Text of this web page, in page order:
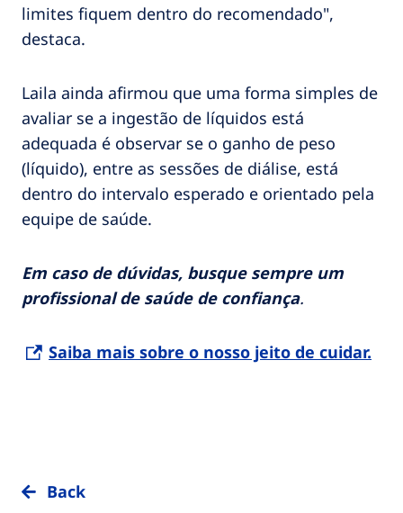
limites fiquem dentro do recomendado",
destaca.
Laila ainda afirmou que uma forma simples de
avaliar se a ingestão de líquidos está
adequada é observar se o ganho de peso
(líquido), entre as sessões de diálise, está
dentro do intervalo esperado e orientado pela
equipe de saúde.
Em caso de dúvidas, busque sempre um
profissional de saúde de confiança.
Saiba mais sobre o nosso jeito de cuidar.
Back